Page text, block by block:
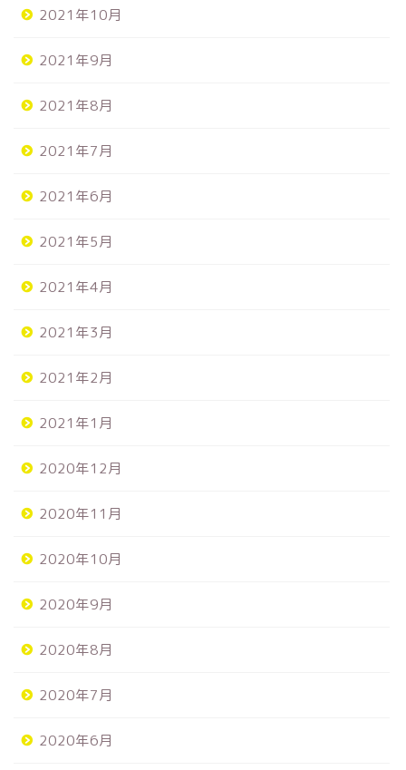
2021年10月
2021年9月
2021年8月
2021年7月
2021年6月
2021年5月
2021年4月
2021年3月
2021年2月
2021年1月
2020年12月
2020年11月
2020年10月
2020年9月
2020年8月
2020年7月
2020年6月